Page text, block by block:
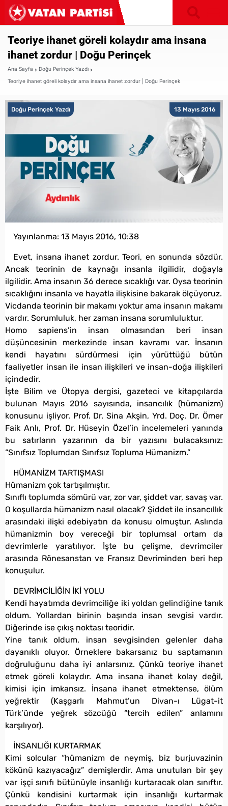
Teoriye ihanet göreli kolaydır ama insana
ihanet zordur | Doğu Perinçek
Ana Sayfa
Doğu Perinçek Yazdı
Teoriye ihanet göreli kolaydır ama insana ihanet zordur | Doğu Perinçek
13 Mayıs 2016
Doğu Perinçek Yazdı
Yayınlanma: 13 Mayıs 2016, 10:38
Evet, insana ihanet zordur. Teori, en sonunda sözdür.
Ancak teorinin de kaynağı insanla ilgilidir, doğayla
ilgilidir. Ama insanın 36 derece sıcaklığı var. Oysa teorinin
sıcaklığını insanla ve hayatla ilişkisine bakarak ölçüyoruz.
Vicdanda teorinin bir makamı yoktur ama insanın makamı
vardır. Sorumluluk, her zaman insana sorumluluktur.
Homo sapiens’in insan olmasından beri insan
düşüncesinin merkezinde insan kavramı var. İnsanın
kendi hayatını sürdürmesi için yürüttüğü bütün
faaliyetler insan ile insan ilişkileri ve insan-doğa ilişkileri
içindedir.
İşte Bilim ve Ütopya dergisi, gazeteci ve kitapçılarda
bulunan Mayıs 2016 sayısında, insancılık (hümanizm)
konusunu işliyor. Prof. Dr. Sina Akşin, Yrd. Doç. Dr. Ömer
Faik Anlı, Prof. Dr. Hüseyin Özel’in incelemeleri yanında
bu satırların yazarının da bir yazısını bulacaksınız:
“Sınıfsız Toplumdan Sınıfsız Topluma Hümanizm.”
HÜMANİZM TARTIŞMASI
Hümanizm çok tartışılmıştır.
Sınıflı toplumda sömürü var, zor var, şiddet var, savaş var.
O koşullarda hümanizm nasıl olacak? Şiddet ile insancıllık
arasındaki ilişki edebiyatın da konusu olmuştur. Aslında
hümanizmin boy vereceği bir toplumsal ortam da
devrimlerle yaratılıyor. İşte bu çelişme, devrimciler
arasında Rönesanstan ve Fransız Devriminden beri hep
konuşulur.
DEVRİMCİLİĞİN İKİ YOLU
Kendi hayatımda devrimciliğe iki yoldan gelindiğine tanık
oldum. Yollardan birinin başında insan sevgisi vardır.
Diğerinde ise çıkış noktası teoridir.
Yine tanık oldum, insan sevgisinden gelenler daha
dayanıklı oluyor. Örneklere bakarsanız bu saptamanın
doğruluğunu daha iyi anlarsınız. Çünkü teoriye ihanet
etmek göreli kolaydır. Ama insana ihanet kolay değil,
kimisi için imkansız. İnsana ihanet etmektense, ölüm
yeğrektir (Kaşgarlı Mahmut’un Divan-ı Lügat-it
Türk’ünde yeğrek sözcüğü “tercih edilen” anlamını
karşılıyor).
İNSANLIĞI KURTARMAK
Kimi solcular “hümanizm de neymiş, biz burjuvazinin
kökünü kazıyacağız” demişlerdir. Ama unutulan bir şey
var işçi sınıfı bütünüyle insanlığı kurtaracak olan sınıftır.
Çünkü kendisini kurtarmak için insanlığı kurtarmak